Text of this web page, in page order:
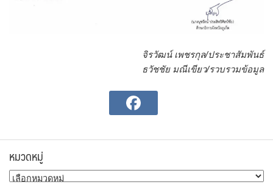
จิรวัฒน์ เพชรกุล/ประชาสัมพันธ์
ธวัชชัย มณีเขียว/รวบรวมข้อมูล
หมวดหมู่
หมวด